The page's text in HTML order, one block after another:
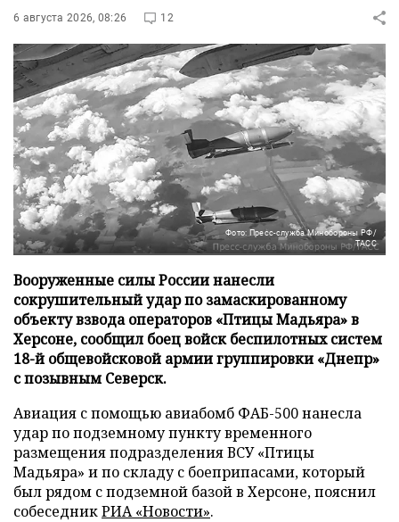
6 августа 2026, 08:26 12
Фото: Пресс-служба Минобороны РФ/
ТАСС
Вооруженные силы России нанесли
сокрушительный удар по замаскированному
объекту взвода операторов «Птицы Мадьяра» в
Херсоне, сообщил боец войск беспилотных систем
18-й общевойсковой армии группировки «Днепр»
с позывным Северск.
Авиация с помощью авиабомб ФАБ-500 нанесла
удар по подземному пункту временного
размещения подразделения ВСУ «Птицы
Мадьяра» и по складу с боеприпасами, который
был рядом с подземной базой в Херсоне, пояснил
собеседникРИА «Новости».